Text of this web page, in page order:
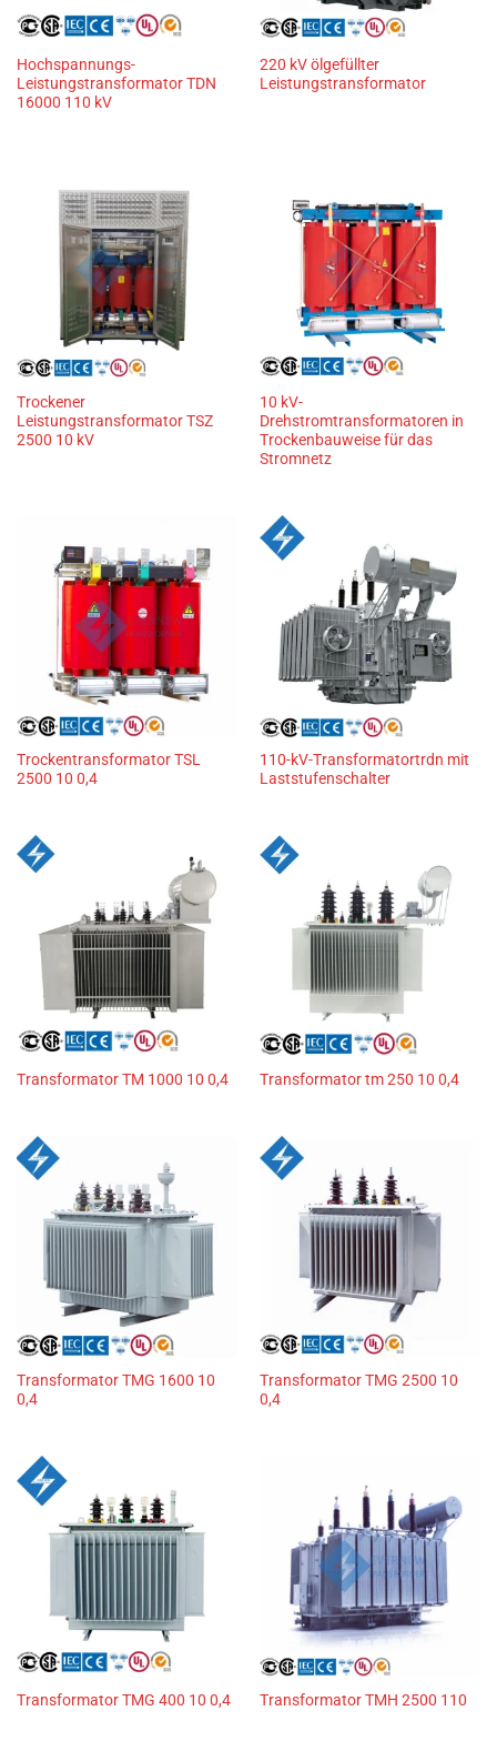
Hochspannungs-
Leistungstransformator TDN
16000 110 kV
220 kV ölgefüllter
Leistungstransformator
Trockener
Leistungstransformator TSZ
2500 10 kV
10 kV-
Drehstromtransformatoren in
Trockenbauweise für das
Stromnetz
Trockentransformator TSL
2500 10 0,4
110-kV-Transformatortrdn mit
Laststufenschalter
Transformator TM 1000 10 0,4 Transformator tm 250 10 0,4
Transformator TMG 1600 10
0,4
Transformator TMG 2500 10
0,4
Transformator TMG 400 10 0,4 Transformator TMH 2500 110